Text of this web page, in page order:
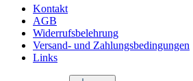
Kontakt
AGB
Widerrufsbelehrung
Versand- und Zahlungsbedingungen
Links